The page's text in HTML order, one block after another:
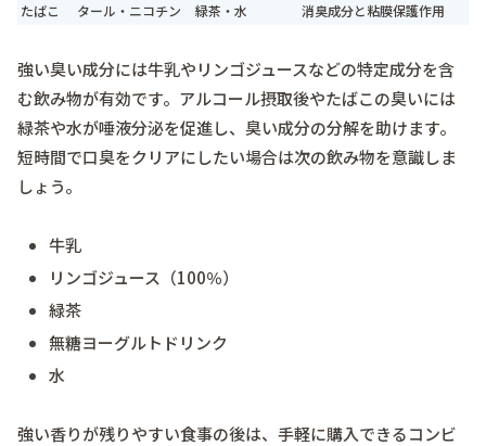
たばこ タール・ニコチン 緑茶・水 消臭成分と粘膜保護作用
強い臭い成分には牛乳やリンゴジュースなどの特定成分を含
む飲み物が有効です。アルコール摂取後やたばこの臭いには
緑茶や水が唾液分泌を促進し、臭い成分の分解を助けます。
短時間で口臭をクリアにしたい場合は次の飲み物を意識しま
しょう。
牛乳
リンゴジュース（100％）
緑茶
無糖ヨーグルトドリンク
水
強い香りが残りやすい食事の後は、手軽に購入できるコンビ